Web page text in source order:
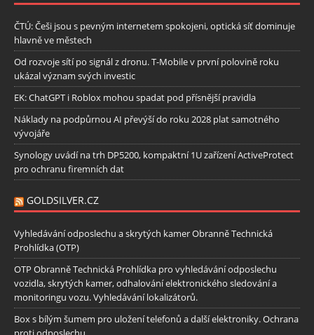
ČTÚ: Češi jsou s pevným internetem spokojeni, optická síť dominuje
hlavně ve městech
Od rozvoje sítí po signál z dronu. T-Mobile v první polovině roku
ukázal význam svých investic
EK: ChatGPT i Roblox mohou spadat pod přísnější pravidla
Náklady na podpůrnou AI převýší do roku 2028 plat samotného
vývojáře
Synology uvádí na trh DP5200, kompaktní 1U zařízení ActiveProtect
pro ochranu firemních dat
GOLDSILVER.CZ
Vyhledávání odposlechu a skrytých kamer Obranně Technická
Prohlídka (OTP)
OTP Obranně Technická Prohlídka pro vyhledávání odposlechu
vozidla, skrytých kamer, odhalování elektronického sledování a
monitoringu vozu. Vyhledávání lokalizátorů.
Box s bílým šumem pro uložení telefonů a další elektroniky. Ochrana